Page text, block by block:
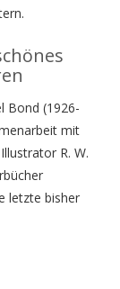
Bond (1926-
mit
R. W.
letzte bisher